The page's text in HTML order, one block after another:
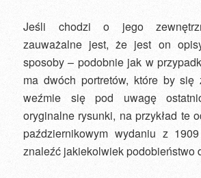
Jeśli chodzi o jego
zauważalne jest, że jest on
sposoby – podobnie jak w
ma dwóch portretów, które by się
weźmie się pod uwagę
oryginalne rysunki, na przykład te
październikowym wydaniu z
znaleźć jakiekolwiek podobieństwo